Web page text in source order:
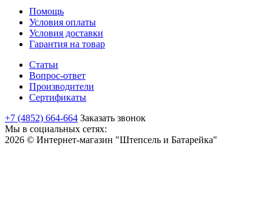
Помощь
Условия оплаты
Условия доставки
Гарантия на товар
Статьи
Вопрос-ответ
Производители
Сертификаты
+7 (4852) 664-664 Заказать звонок
Мы в социальных сетях:
2026 © Интернет-магазин "Штепсель и Батарейка"